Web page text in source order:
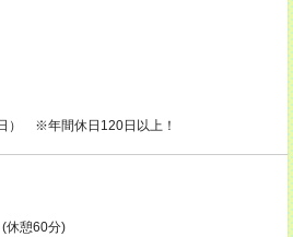
） ※年間休日120日以上！
休憩60分)